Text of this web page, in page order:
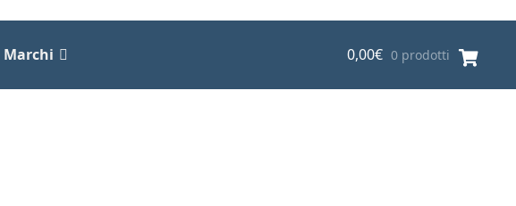
Marchi 0,00€ 0 prodotti